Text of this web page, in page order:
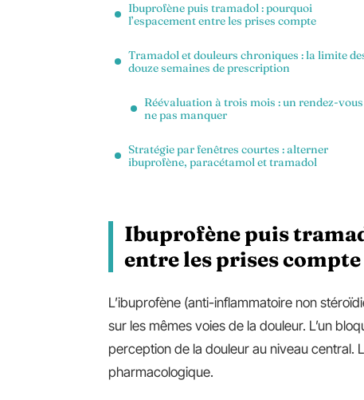
Ibuprofène puis tramadol : pourquoi
l’espacement entre les prises compte
Tramadol et douleurs chroniques : la limite
douze semaines de prescription
Réévaluation à trois mois : un rendez-
ne pas manquer
Stratégie par fenêtres courtes : alterner
ibuprofène, paracétamol et tramadol
Ibuprofène puis
entre les prises compte
L’ibuprofène (anti-inflammatoire non
sur les mêmes voies de la douleur. L’un
perception de la douleur au niveau central.
pharmacologique.